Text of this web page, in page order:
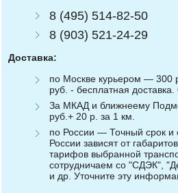
8 (495) 514-82-50
8 (903) 521-24-29
Доставка:
по Москве курьером — 300
руб. - бесплатная доставка.
За МКАД и ближнеему
руб.+ 20 р. за 1 км.
по России — Точный срок и
России зависят от
тарифов выбранной
сотрудничаем со "СДЭК",
и др. Уточните эту